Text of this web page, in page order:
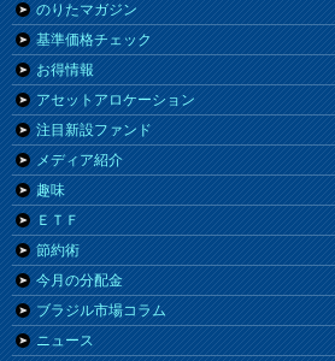
のりたマガジン
基準価格チェック
お得情報
アセットアロケーション
注目新設ファンド
メディア紹介
趣味
ＥＴＦ
節約術
今月の分配金
ブラジル市場コラム
ニュース